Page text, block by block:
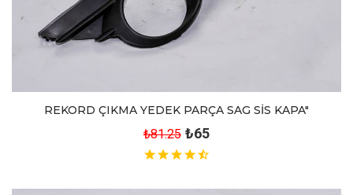
REKORD ÇIKMA YEDEK PARÇA SAG SİS KAPA"
₺81.25 ₺65